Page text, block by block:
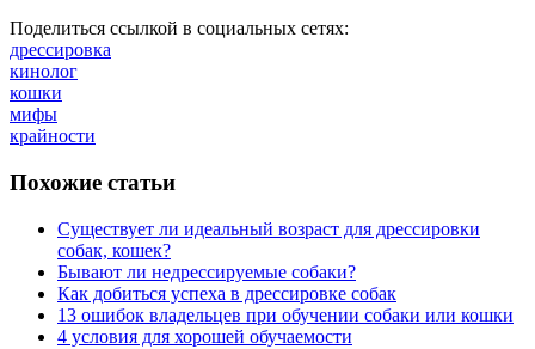
Поделиться ссылкой в социальных сетях:
дрессировка
кинолог
кошки
мифы
крайности
Похожие статьи
Существует ли идеальный возраст для дрессировки
собак, кошек?
Бывают ли недрессируемые собаки?
Как добиться успеха в дрессировке собак
13 ошибок владельцев при обучении собаки или кошки
4 условия для хорошей обучаемости